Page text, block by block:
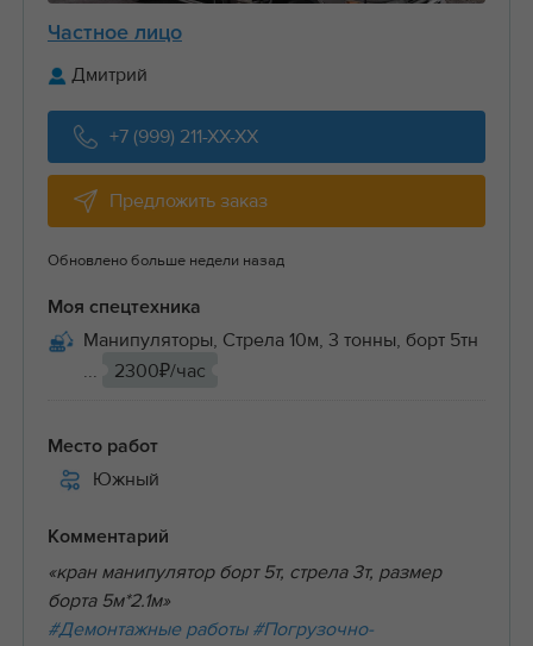
Частное лицо
Дмитрий
+7 (999) 211-XX-XX
Предложить заказ
Обновлено больше недели назад
Моя спецтехника
Манипуляторы, Стрела 10м, 3 тонны, борт 5тн
...
2300₽/час
Место работ
Южный
Комментарий
«кран манипулятор борт 5т, стрела 3т, размер
борта 5м*2.1м»
#Демонтажные работы #Погрузочно-